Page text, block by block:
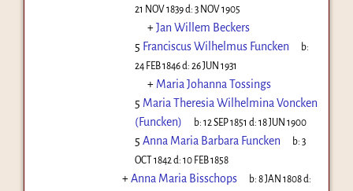
21 NOV 1839d: 3 NOV 1905
+Jan Willem Beckers
5 Franciscus Wilhelmus Funcken
b:
24 FEB 1846d: 26 JUN 1931
+ Maria Johanna Tossings
5 Maria Theresia Wilhelmina Voncken
(Funcken)
b:12 SEP 1851 d:18 JUN 1900
5 Anna Maria Barbara Funcken b:3
OCT 1842 d: 10 FEB 1858
+Anna Maria Bisschops b:8 JAN 1808d: